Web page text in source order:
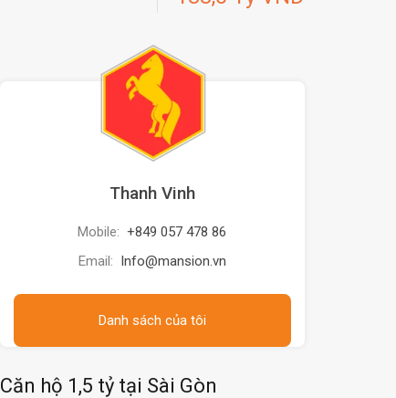
Thanh Vinh
Mobile: +849 057 478 86
Email: Info@mansion.vn
Danh sách của tôi
Căn hộ 1,5 tỷ tại Sài Gòn